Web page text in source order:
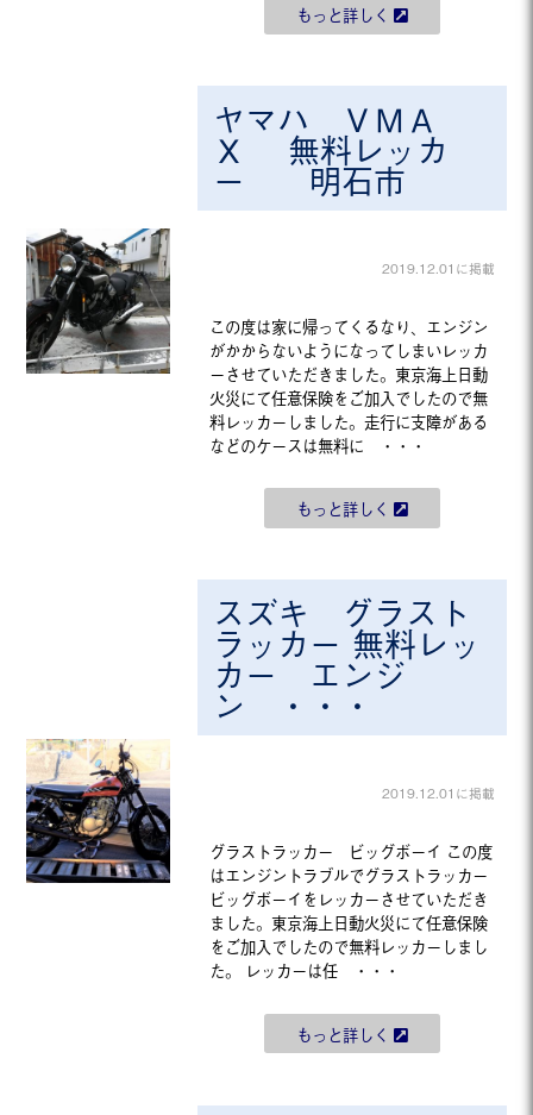
もっと詳しく
ヤマハ ＶＭＡ
Ｘ 無料レッカ
ー 明石市
2019.12.01に掲載
この度は家に帰ってくるなり、エンジン
がかからないようになってしまいレッカ
ーさせていただきました。東京海上日動
火災にて任意保険をご加入でしたので無
料レッカーしました。走行に支障がある
などのケースは無料に ・・・
もっと詳しく
スズキ グラスト
ラッカー 無料レッ
カー エンジ
ン ・・・
2019.12.01に掲載
グラストラッカー ビッグボーイ この度
はエンジントラブルでグラストラッカー
ビッグボーイをレッカーさせていただき
ました。東京海上日動火災にて任意保険
をご加入でしたので無料レッカーしまし
た。 レッカーは任 ・・・
もっと詳しく